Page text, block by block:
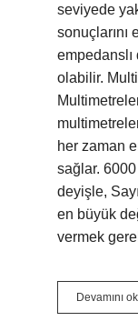
seviyede
sonuçlarını
olabilir.
her zaman
sağlar.
deyişle,
en büyük
vermek
Devamını